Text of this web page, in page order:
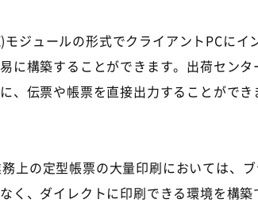
ジュールの形式でクライアントPCに
構築することができます。出荷セン
伝票や帳票を直接出力することができ
上の定型帳票の大量印刷においては、
、ダイレクトに印刷できる環境を構築